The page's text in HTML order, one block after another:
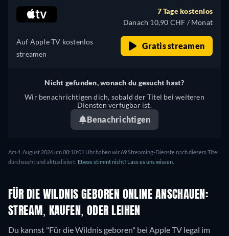
Auf Apple TV kostenlos
streamen
7 Tage kostenlos
Danach 10,90 CHF / Monat
Gratis streamen
Nicht gefunden, wonach du gesucht hast?
Wir benachrichtigen dich, sobald der Titel bei weiteren
Diensten verfügbar ist.
Benachrichtigen
Am 4. August 2026 um 08:10:01 Uhr haben wir 69 Streaming-Dienste nach diesem Titel
durchsucht und aktualisiert. Etwas stimmt nicht? Lass es uns wissen.
FÜR DIE WILDNIS GEBOREN ONLINE ANSCHAUEN:
STREAM, KAUFEN, ODER LEIHEN
Du kannst "Für die Wildnis geboren" bei Apple TV legal im